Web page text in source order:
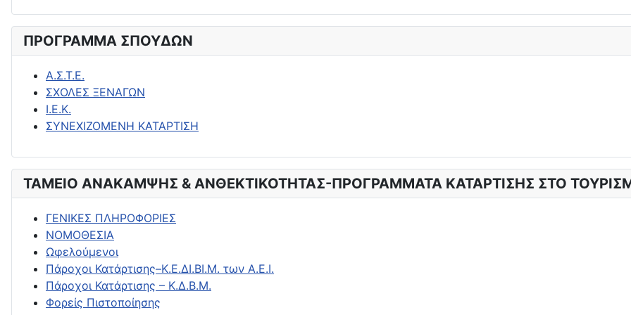
ΠΡΟΓΡΑΜΜΑ ΣΠΟΥΔΩΝ
Α.Σ.Τ.Ε.
ΣΧΟΛΕΣ ΞΕΝΑΓΩΝ
Ι.Ε.Κ.
ΣΥΝΕΧΙΖΟΜΕΝΗ ΚΑΤΑΡΤΙΣΗ
ΤΑΜΕΙΟ ΑΝΑΚΑΜΨΗΣ & ΑΝΘΕΚΤΙΚΟΤΗΤΑΣ-ΠΡΟΓΡΑΜΜΑΤΑ ΚΑΤΑΡΤΙΣΗΣ ΣΤΟ
ΓΕΝΙΚΕΣ ΠΛΗΡΟΦΟΡΙΕΣ
ΝΟΜΟΘΕΣΙΑ
Ωφελούμενοι
Πάροχοι Κατάρτισης–Κ.Ε.ΔΙ.ΒΙ.Μ. των Α.Ε.Ι.
Πάροχοι Κατάρτισης – Κ.Δ.Β.Μ.
Φορείς Πιστοποίησης